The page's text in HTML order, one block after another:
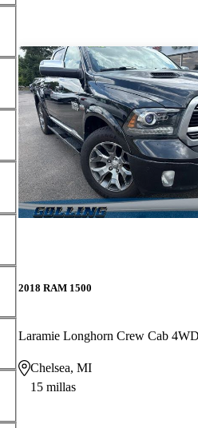
2018 RAM 1500
Laramie Longhorn Crew Cab 4WD
Chelsea, MI
15 millas